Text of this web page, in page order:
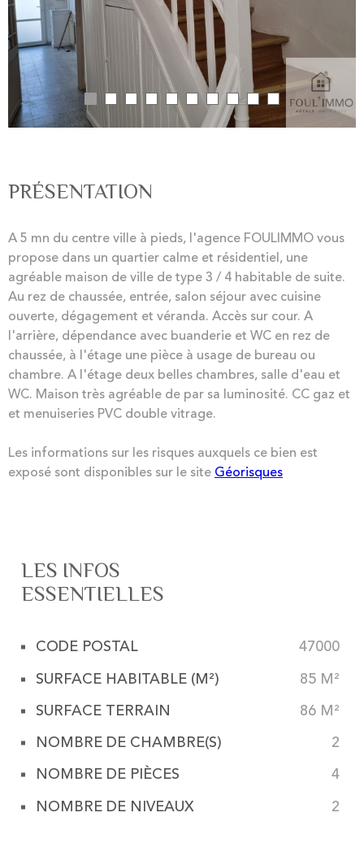
PRÉSENTATION
A 5 mn du centre ville à pieds, l'agence FOULIMMO vous
propose dans un quartier calme et résidentiel, une
agréable maison de ville de type 3 / 4 habitable de suite.
Au rez de chaussée, entrée, salon séjour avec cuisine
ouverte, dégagement et véranda. Accès sur cour. A
l'arrière, dépendance avec buanderie et WC en rez de
chaussée, à l'étage une pièce à usage de bureau ou
chambre. A l'étage deux belles chambres, salle d'eau et
WC. Maison très agréable de par sa luminosité. CC gaz et
et menuiseries PVC double vitrage.
Les informations sur les risques auxquels ce bien est
exposé sont disponibles sur le site Géorisques
LES INFOS
ESSENTIELLES
Caractérisque Valeurs
CODE POSTAL 47000
SURFACE HABITABLE (M²) 85 M²
SURFACE TERRAIN 86 M²
NOMBRE DE CHAMBRE(S) 2
NOMBRE DE PIÈCES 4
NOMBRE DE NIVEAUX 2